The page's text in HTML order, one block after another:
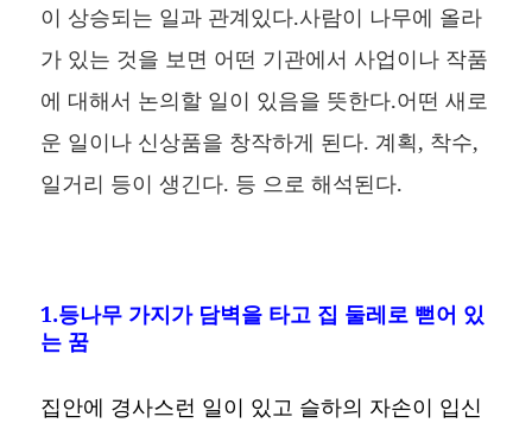
이 상승되는 일과 관계있다.사람이 나무에 올라
가 있는 것을 보면 어떤 기관에서 사업이나 작품
에 대해서 논의할 일이 있음을 뜻한다.어떤 새로
운 일이나 신상품을 창작하게 된다. 계획, 착수,
일거리 등이 생긴다. 등 으로 해석된다.
1.등나무 가지가 담벽을 타고 집 둘레로 뻗어 있
는 꿈
집안에 경사스런 일이 있고 슬하의 자손이 입신